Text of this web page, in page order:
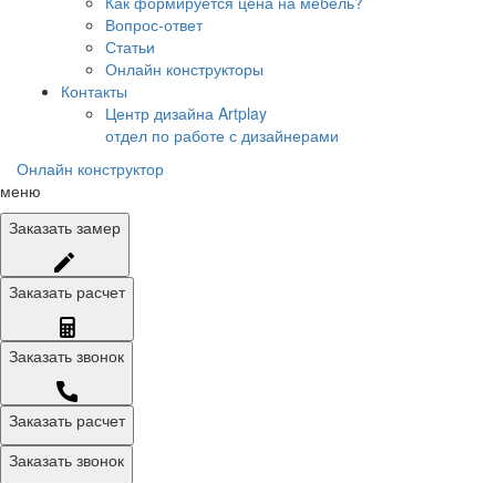
Вопрос-ответ
Статьи
Онлайн конструкторы
Контакты
Центр дизайна Artplay
отдел по работе с дизайнерами
Онлайн конструктор
меню
Заказать замер
Заказать расчет
Заказать звонок
Заказать расчет
Заказать звонок